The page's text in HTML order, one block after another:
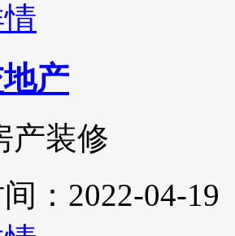
产
产装修
：2022-04-19